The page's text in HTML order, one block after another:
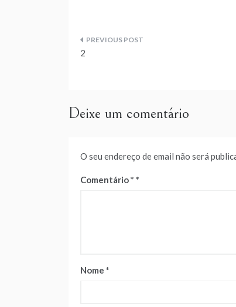
Navegação
2
Deixe um comentário
O seu endereço de email não será
Comentário*
Nome *